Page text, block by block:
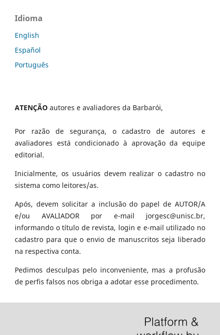
Idioma
English
Español
Português
ATENÇÃO autores e avaliadores da Barbarói,
Por razão de segurança, o cadastro de autores e
avaliadores está condicionado à aprovação da equipe
editorial.
Inicialmente, os usuários devem realizar o cadastro no
sistema como leitores/as.
Após, devem solicitar a inclusão do papel de AUTOR/A
e/ou AVALIADOR por e-mail jorgesc@unisc.br,
informando o título de revista, login e e-mail utilizado no
cadastro para que o envio de manuscritos seja liberado
na respectiva conta.
Pedimos desculpas pelo inconveniente, mas a profusão
de perfis falsos nos obriga a adotar esse procedimento.